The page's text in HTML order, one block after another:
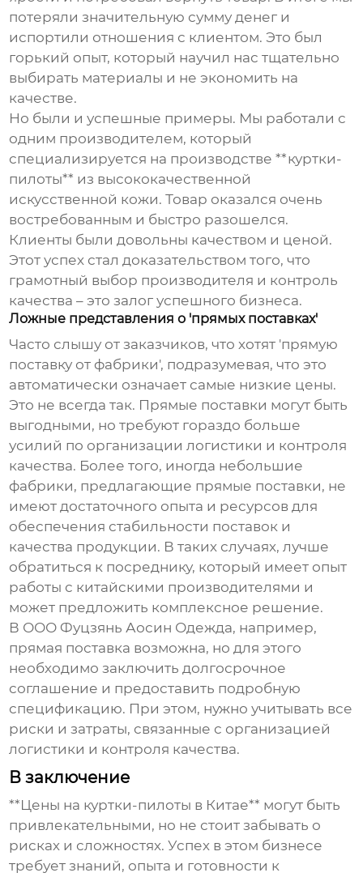
потеряли значительную сумму денег и
испортили отношения с клиентом. Это был
горький опыт, который научил нас тщательно
выбирать материалы и не экономить на
качестве.
Но были и успешные примеры. Мы работали с
одним производителем, который
специализируется на производстве **куртки-
пилоты** из высококачественной
искусственной кожи. Товар оказался очень
востребованным и быстро разошелся.
Клиенты были довольны качеством и ценой.
Этот успех стал доказательством того, что
грамотный выбор производителя и контроль
качества – это залог успешного бизнеса.
Ложные представления о 'прямых поставках'
Часто слышу от заказчиков, что хотят 'прямую
поставку от фабрики', подразумевая, что это
автоматически означает самые низкие цены.
Это не всегда так. Прямые поставки могут быть
выгодными, но требуют гораздо больше
усилий по организации логистики и контроля
качества. Более того, иногда небольшие
фабрики, предлагающие прямые поставки, не
имеют достаточного опыта и ресурсов для
обеспечения стабильности поставок и
качества продукции. В таких случаях, лучше
обратиться к посреднику, который имеет опыт
работы с китайскими производителями и
может предложить комплексное решение.
В ООО Фуцзянь Аосин Одежда, например,
прямая поставка возможна, но для этого
необходимо заключить долгосрочное
соглашение и предоставить подробную
спецификацию. При этом, нужно учитывать все
риски и затраты, связанные с организацией
логистики и контроля качества.
В заключение
**Цены на куртки-пилоты в Китае** могут быть
привлекательными, но не стоит забывать о
рисках и сложностях. Успех в этом бизнесе
требует знаний, опыта и готовности к